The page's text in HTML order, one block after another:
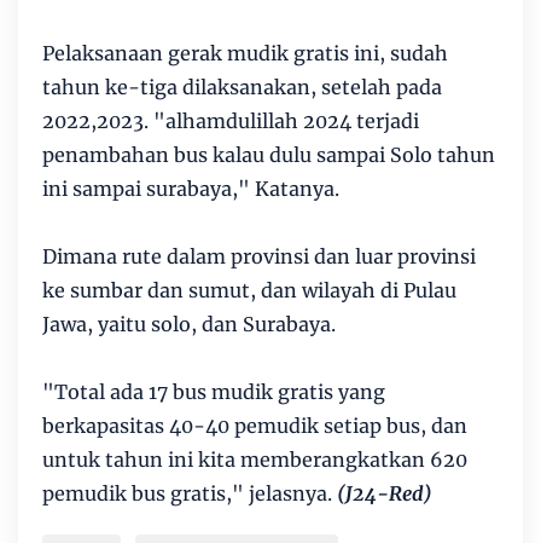
Pelaksanaan gerak mudik gratis ini, sudah
tahun ke-tiga dilaksanakan, setelah pada
2022,2023. "alhamdulillah 2024 terjadi
penambahan bus kalau dulu sampai Solo tahun
ini sampai surabaya," Katanya.
Dimana rute dalam provinsi dan luar provinsi
ke sumbar dan sumut, dan wilayah di Pulau
Jawa, yaitu solo, dan Surabaya.
"Total ada 17 bus mudik gratis yang
berkapasitas 40-40 pemudik setiap bus, dan
untuk tahun ini kita memberangkatkan 620
pemudik bus gratis," jelasnya. (J24-Red)